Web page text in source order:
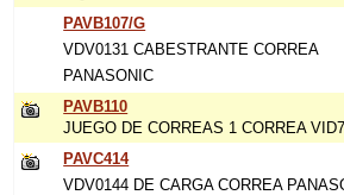
PAVB107/G
VDV0131 CABESTRANTE CORREA
PANASONIC
PAVB110
JUEGO DE CORREAS 1 CORREA
PAVC414
VDV0144 DE CARGA CORREA